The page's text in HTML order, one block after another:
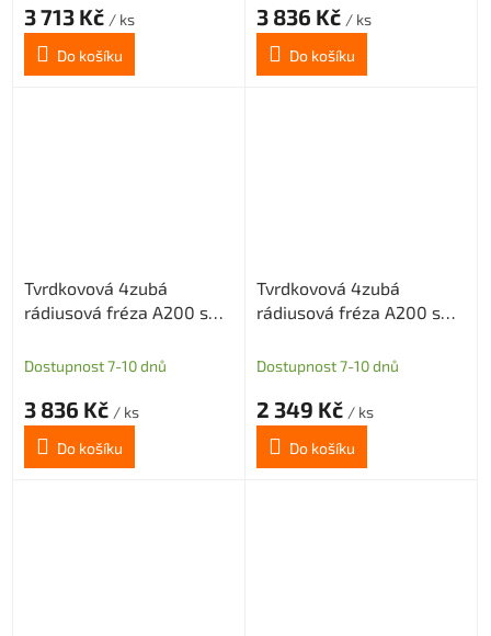
3 713 Kč / ks
Do košíku
3 836 Kč / ks
Do košíku
Tvrdkovová 4zubá
rádiusová fréza A200 s
pro grafit průměr 12 R2
Dostupnost 7-10 dnů
3 836 Kč / ks
Do košíku
Tvrdkovová 4zubá
rádiusová fréza A200 s
pro grafit průměr 8 R0,5
Dostupnost 7-10 dnů
2 349 Kč / ks
Do košíku